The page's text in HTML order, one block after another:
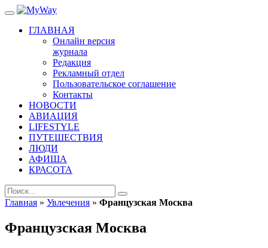
ГЛАВНАЯ
Онлайн версия
журнала
Редакция
Рекламный отдел
Пользовательское соглашение
Контакты
НОВОСТИ
АВИАЦИЯ
LIFESTYLE
ПУТЕШЕСТВИЯ
ЛЮДИ
АФИША
КРАСОТА
Главная » Увлечения » Французская Москва
Французская Москва